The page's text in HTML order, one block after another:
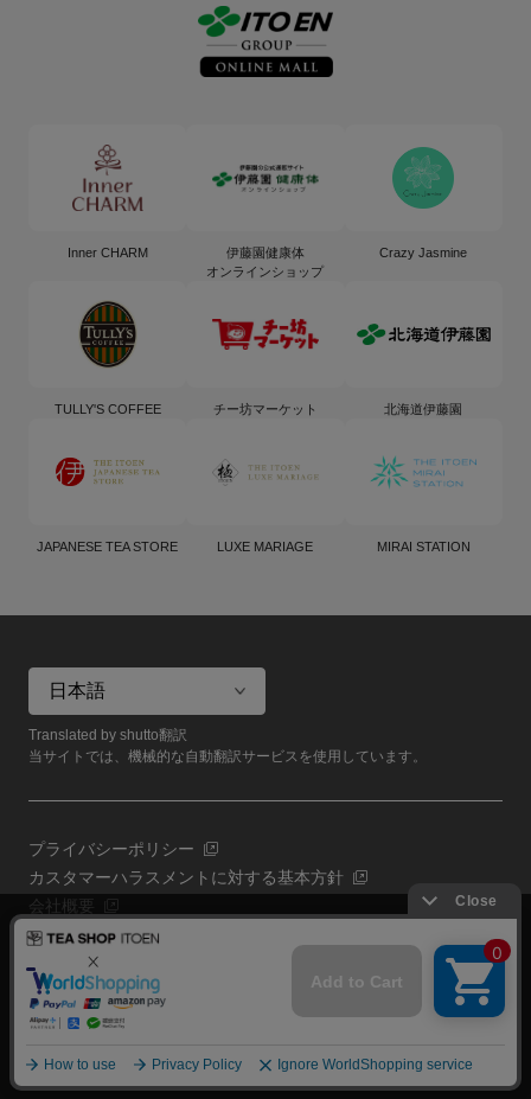
Translated by shutto翻訳
当サイトでは、機械的な自動翻訳サービスを使用しています。
Inner CHARM
伊藤園健康体
オンラインショップ
Crazy Jasmine
TULLY'S COFFEE チー坊マーケット 北海道伊藤園
JAPANESE TEA STORE LUXE MARIAGE MIRAI STATION
プライバシーポリシー
カスタマーハラスメントに対する基本方針
会社概要
共通規約
よくある質問（共通）
Copyright (C) All Rights Reserved. ITOEN, LTD.
当サイトでは利用体験の向上およびコンテンツの最適な提供、ト
ラフィックの分析を目的としてCookieを使用しています。
サイトの閲覧を継続された場合、Cookieの利用に同意したものと
いたします。
詳細については
閉じる